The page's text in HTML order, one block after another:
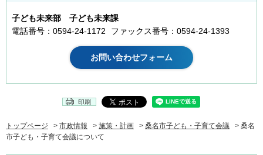
子ども未来部 子ども未来課
電話番号：0594-24-1172
ファックス番号：0594-24-1393
印刷
トップページ > 市政情報 > 施策・計画 > 桑名市子ども・子育て会議
> 桑名
市子ども・子育て会議について